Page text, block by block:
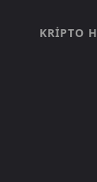
KRIPTO